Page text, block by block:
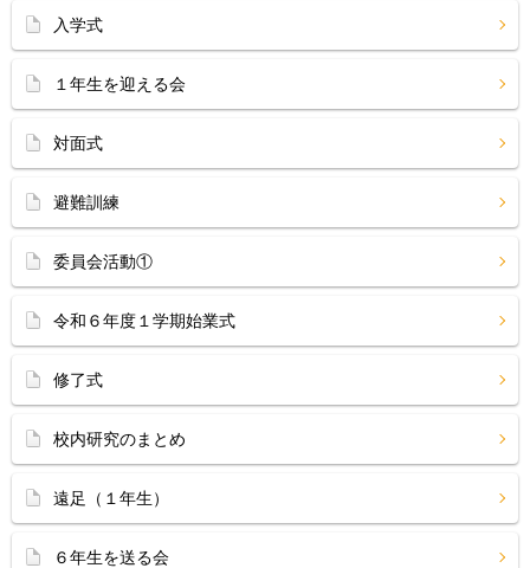
入学式
１年生を迎える会
対面式
避難訓練
委員会活動①
令和６年度１学期始業式
修了式
校内研究のまとめ
遠足（１年生）
６年生を送る会